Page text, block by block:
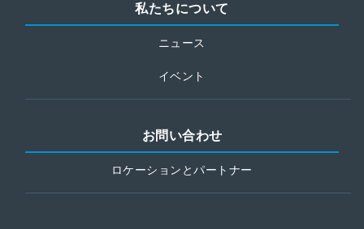
私たちについて
ニュース
イベント
お問い合わせ
ロケーションとパートナー